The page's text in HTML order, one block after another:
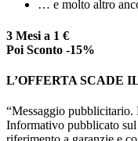
… e molto altro
3 Mesi a 1 €
Poi Sconto -15%
L’OFFERTA SCADE
“Messaggio pubblicitario.
Informativo pubblicato